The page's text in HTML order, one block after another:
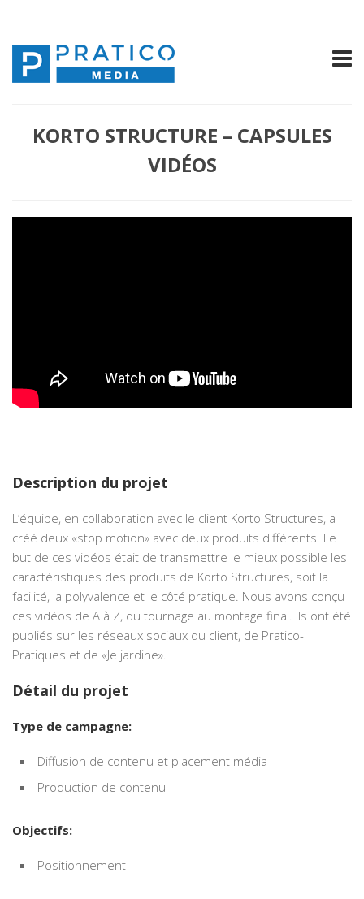
KORTO STRUCTURE – CAPSULES
VIDÉOS
Description du projet
L’équipe, en collaboration avec le client Korto Structures, a
créé deux «stop motion» avec deux produits différents. Le
but de ces vidéos était de transmettre le mieux possible les
caractéristiques des produits de Korto Structures, soit la
facilité, la polyvalence et le côté pratique. Nous avons conçu
ces vidéos de A à Z, du tournage au montage final. Ils ont été
publiés sur les réseaux sociaux du client, de Pratico-
Pratiques et de «Je jardine».
Détail du projet
Type de campagne:
Diffusion de contenu et placement média
Production de contenu
Objectifs:
Positionnement